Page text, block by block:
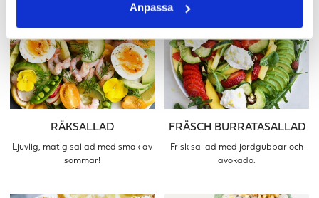
Anpassa
RÄKSALLAD
Ljuvlig, matig sallad med smak av
sommar!
FRÄSCH BURRATASALLAD
Frisk sallad med jordgubbar och
avokado.